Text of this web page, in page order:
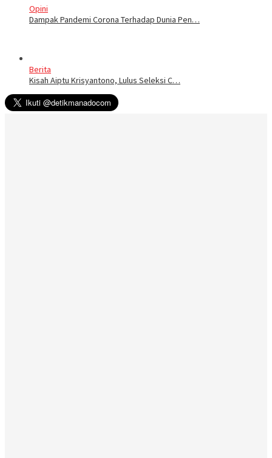
Opini
Dampak Pandemi Corona Terhadap Dunia Pen…
Berita
Kisah Aiptu Krisyantono, Lulus Seleksi C…